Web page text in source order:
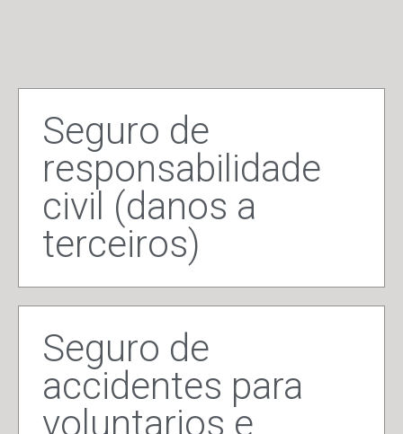
Seguro de
responsabilidade
civil (danos a
terceiros)
Seguro de
accidentes para
voluntarios e